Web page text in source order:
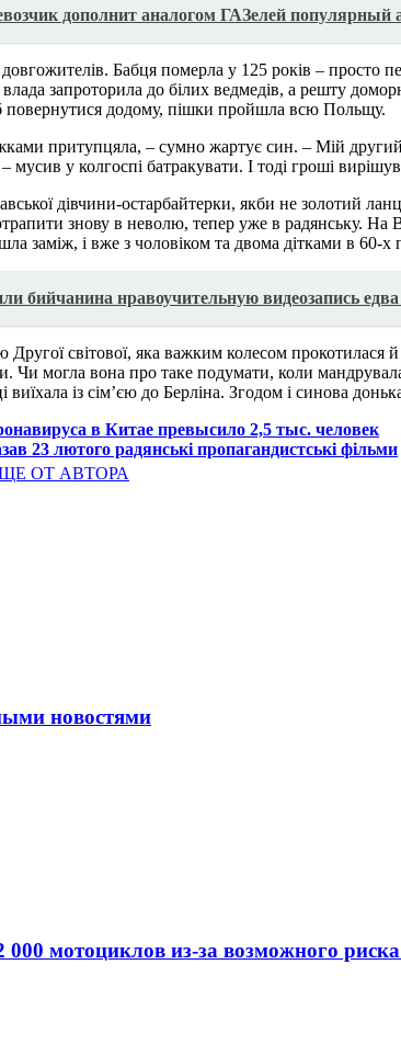
дополнит аналогом ГАЗелей
Бабця померла у 125 років – просто
запроторила до білих ведмедів, а решту
додому, пішки пройшла всю Польщу.
притупцяла, – сумно жартує син. – Мій
мусив у колгоспі батракувати. І тоді гроші
дівчини-остарбайтерки, якби не золотий
знову в неволю, тепер уже в радянську. На
заміж, і вже з чоловіком та двома дітками в 60-х
бийчанина нравоучительную видеозапись
Другої світової, яка важким колесом
Чи могла вона про таке подумати, коли
виїхала із сім’єю до Берліна. Згодом і синова
в Китае превысило 2,5 тыс. человек
23 лютого радянські пропагандистські фільми
ОТ АВТОРА
новостями
000 мотоциклов из-за возможного